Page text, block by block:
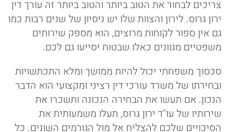
צריכים לבחור את הטוב ביותר והטוב ביותר זה עורך דין
ירון גרוס. לירון והצוות שלו יש ניסיון של שנים רבות כמו
גם אין ספור לקוחות מרוצים, הוא מספק שירותים
משפטיים מגוונים כאלו שבטוח יסייעו גם לכם.
סכסוך משפחתי יכול להיות ממושך ומלא התכתשויות
ובחירתו של משרד עורכי דין רציני ומקצועי הוא הדבר
הנכון. אם תעשו את הבחירה הנכונה ותשכרו את
שירותיו של עו"ד ירון גרוס, תעלו משמעותית את
הסיכויים שלכם להצליח אל מול הגורמים השונים. כל